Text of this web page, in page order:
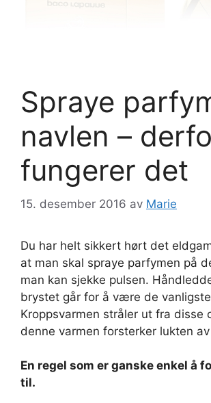
Spraye
navlen –
fungerer det
15. desember 2016 av Marie
Du har helt sikkert hørt det
at man skal spraye parfymen på
man kan sjekke pulsen.
brystet går for å være de
Kroppsvarmen stråler ut fra disse
denne varmen forsterker lukten
En regel som er ganske enkel å
til.